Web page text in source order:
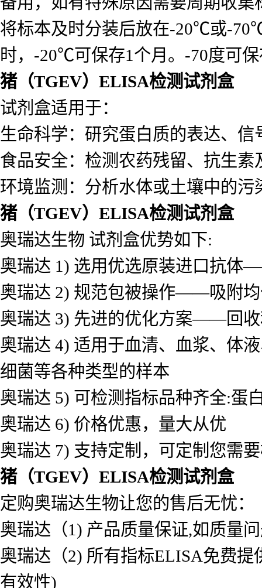
将标本及时分装后放在-20℃或-
时，-20℃可保存1个月。-70度可
猪（TGEV）ELISA检测试剂盒
试剂盒适用于：
生命科学：研究蛋白质的表达、信
食品安全：检测农药残留、抗生素
环境监测：分析水体或土壤中的
猪（TGEV）ELISA检测试剂盒
奥瑞达生物 试剂盒优势如下:
奥瑞达 1) 选用优选原装进口抗
奥瑞达 2) 规范包被操作——吸附
奥瑞达 3) 先进的优化方案——回
奥瑞达 4) 适用于血清、血浆、体
细菌等各种类型的样本
奥瑞达 5) 可检测指标品种齐全:蛋
奥瑞达 6) 价格优惠，量大从优
奥瑞达 7) 支持定制，可定制您需
猪（TGEV）ELISA检测试剂盒
定购奥瑞达生物让您的售后无忧：
奥瑞达（1) 产品质量保证,如质量
奥瑞达（2) 所有指标ELISA免费
有效性)